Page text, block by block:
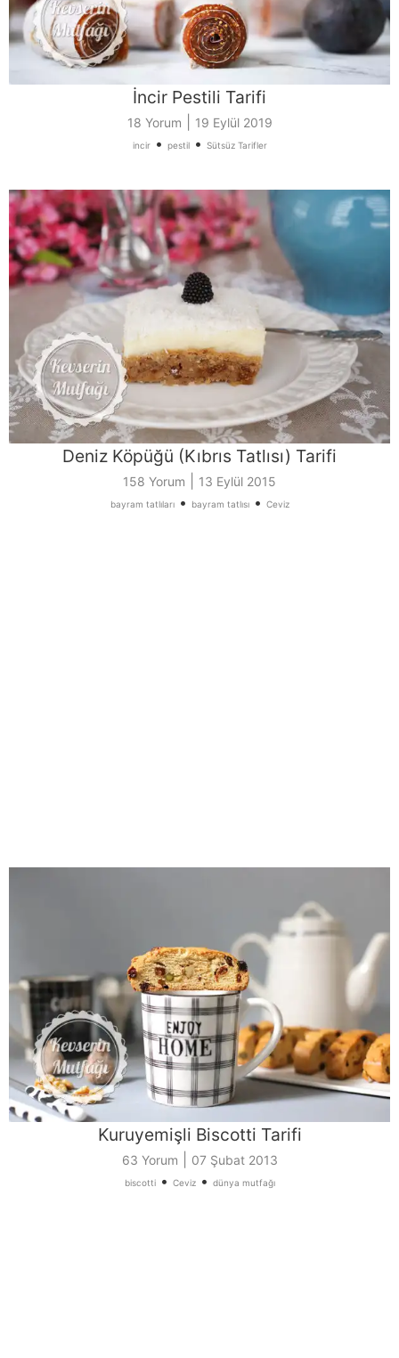
İncir Pestili Tarifi
18 Yorum 19 Eylül 2019
incir• pestil• Sütsüz Tarifler
Deniz Köpüğü (Kıbrıs Tatlısı) Tarifi
158 Yorum 13 Eylül 2015
bayram tatlıları• bayram tatlısı• Ceviz
Kuruyemişli Biscotti Tarifi
63 Yorum 07 Şubat 2013
biscotti• Ceviz• dünya mutfağı